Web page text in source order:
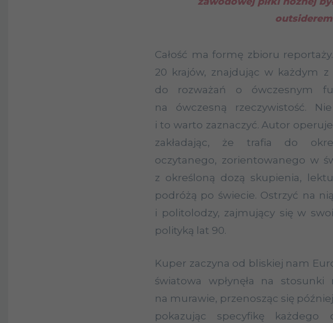
Całość ma formę zbioru
20 krajów, znajdując w każdym
do rozważań o ówczesnym
na ówczesną rzeczywistość.
i to warto zaznaczyć. Autor
zakładając, że trafia do
oczytanego, zorientowanego w
z określoną dozą skupienia,
podróżą po świecie. Ostrzyć na
i politolodzy, zajmujący się w
polityką lat 90.
Kuper zaczyna od bliskiej nam
światowa wpłynęła na stosunki
na murawie, przenosząc się
pokazując specyfikę każdego